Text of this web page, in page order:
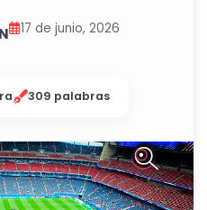
17 de junio, 2026
309 palabras